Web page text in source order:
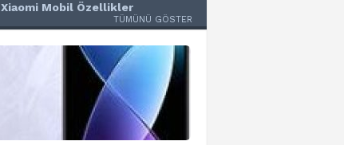
Xiaomi Mobil Özellikler
TÜMÜNÜ GÖSTER